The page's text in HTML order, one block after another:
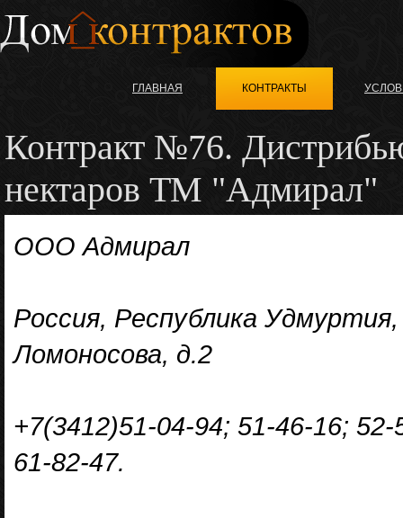
ГЛАВНАЯ КОНТРАКТЫ
Контракт №76.
нектаров ТМ "Адмирал"
ООО Адмирал
Россия, Республика Удмуртия,
Ломоносова, д.2
+7(3412)51-04-94; 51-46-16;
61-82-47.